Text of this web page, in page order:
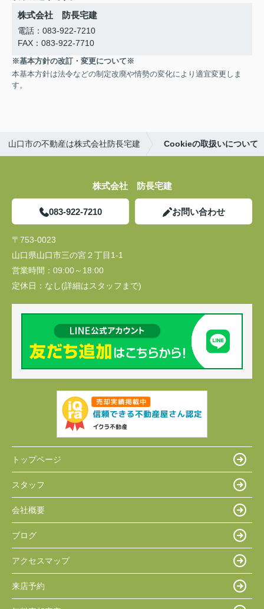
株式会社 防長宅建
電話：083-922-7210
FAX：083-922-7710
※基本方針の改訂・変更について※
本基本方針は法令などの制定改廃や情勢の変化により適宜変更しま
す。
山口市の不動産は株式会社防長宅建 Cookieの取扱いについて
株式会社 防長宅建
083-922-7210 お問い合わせ
〒753-0023
山口県山口市三の宮２丁目1-1
営業時間： 09:00～18:00
定休日： なし(詳細はスタッフまで)
トップページ
スタッフ
会社概要
ブログ
アクセスマップ
来店予約